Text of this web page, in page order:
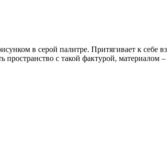
в серой палитре. Притягивает к себе
пространство с такой фактурой, материалом